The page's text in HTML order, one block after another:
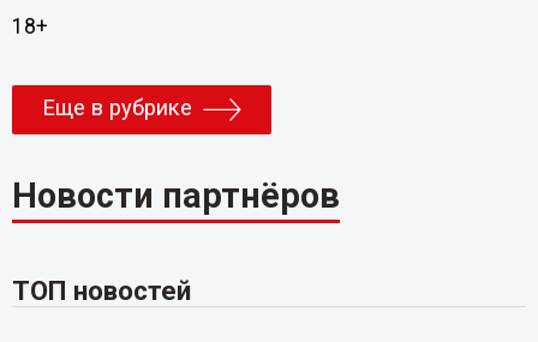
18+
Еще в рубрике
Новости партнёров
ТОП новостей